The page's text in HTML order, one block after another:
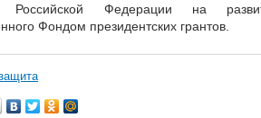
Российской Федерации на
Фондом президентских грантов.